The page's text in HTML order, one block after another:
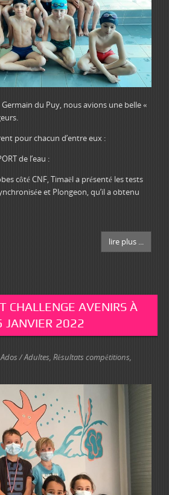
du Puy, nous avions une belle «
pour chacun d’entre eux :
de l’eau :
côté CNF, Timaël a présenté les tests
et Plongeon, qu’il a obtenu
lire plus ...
CHALLENGE AVENIRS À
JANVIER 2022
Ados / Adultes, Résultats compétitions